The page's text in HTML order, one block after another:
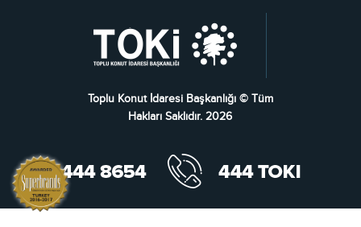
Toplu Konut İdaresi Başkanlığı © Tüm
Hakları Saklıdır. 2026